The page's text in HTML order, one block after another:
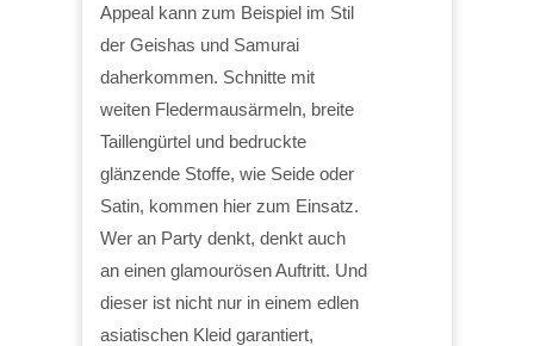
Appeal kann zum Beispiel im Stil
der Geishas und Samurai
daherkommen. Schnitte mit
weiten Fledermausärmeln, breite
Taillengürtel und bedruckte
glänzende Stoffe, wie Seide oder
Satin, kommen hier zum Einsatz.
Wer an Party denkt, denkt auch
an einen glamourösen Auftritt. Und
dieser ist nicht nur in einem edlen
asiatischen Kleid garantiert,